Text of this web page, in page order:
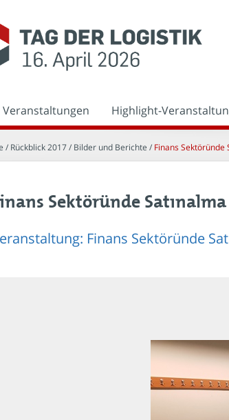
Veranstaltungen Highlight-
/ Rückblick 2017 / Bilder und Berichte / Finans Sektöründe
Sektöründe
Finans Sektöründe